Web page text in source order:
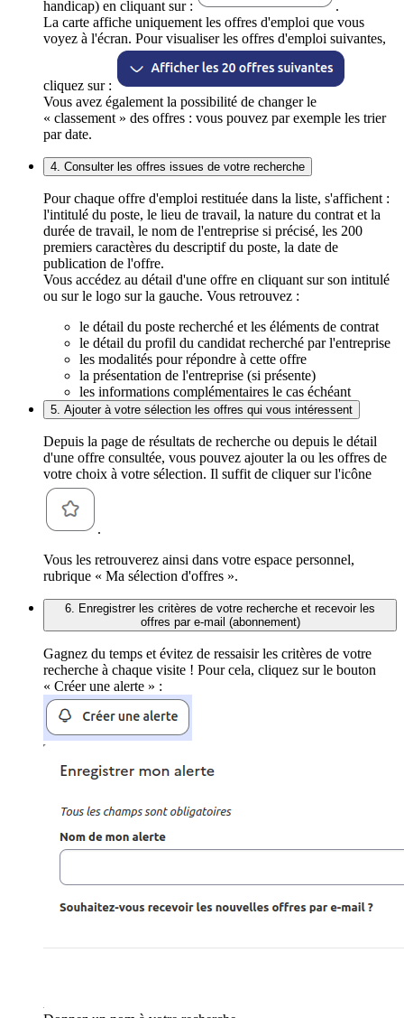
handicap) en cliquant sur :
.
La carte affiche uniquement les offres d'emploi que vous
voyez à l'écran. Pour visualiser les offres d'emploi suivantes,
cliquez sur :
Vous avez également la possibilité de changer le
« classement » des offres : vous pouvez par exemple les trier
par date.
4. Consulter les offres issues de votre recherche
Pour chaque offre d'emploi restituée dans la liste, s'affichent :
l'intitulé du poste, le lieu de travail, la nature du contrat et la
durée de travail, le nom de l'entreprise si précisé, les 200
premiers caractères du descriptif du poste, la date de
publication de l'offre.
Vous accédez au détail d'une offre en cliquant sur son intitulé
ou sur le logo sur la gauche. Vous retrouvez :
le détail du poste recherché et les éléments de contrat
le détail du profil du candidat recherché par l'entreprise
les modalités pour répondre à cette offre
la présentation de l'entreprise (si présente)
les informations complémentaires le cas échéant
5. Ajouter à votre sélection les offres qui vous intéressent
Depuis la page de résultats de recherche ou depuis le détail
d'une offre consultée, vous pouvez ajouter la ou les offres de
votre choix à votre sélection. Il suffit de cliquer sur l'icône
.
Vous les retrouverez ainsi dans votre espace personnel,
rubrique « Ma sélection d'offres ».
6. Enregistrer les critères de votre recherche et recevoir les
offres par e-mail (abonnement)
Gagnez du temps et évitez de ressaisir les critères de votre
recherche à chaque visite ! Pour cela, cliquez sur le bouton
« Créer une alerte » :